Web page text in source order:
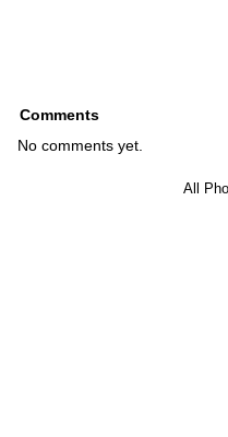
Comments
No comments yet.
All